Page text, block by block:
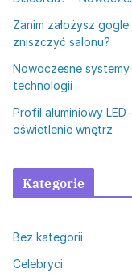
Zanim założysz
zniszczyć salonu?
Nowoczesne
technologii
Profil aluminiowy
oświetlenie wnętrz
Kategorie
Bez kategorii
Celebryci